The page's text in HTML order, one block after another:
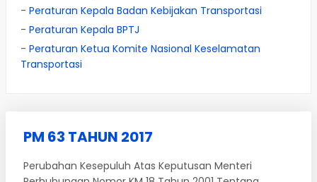
- Peraturan Kepala Badan Kebijakan Transportasi
- Peraturan Kepala BPTJ
- Peraturan Ketua Komite Nasional Keselamatan
Transportasi
PM 63 TAHUN 2017
Perubahan Kesepuluh Atas Keputusan Menteri